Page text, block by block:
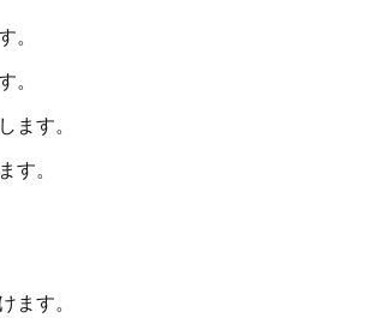
。
。
ます。
。
す。